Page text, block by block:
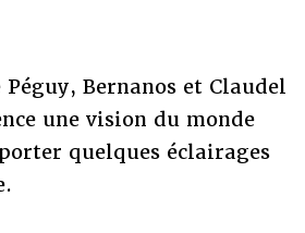
Bernanos et Claudel
une vision du monde
quelques éclairages